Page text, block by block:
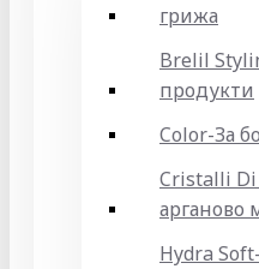
грижа
Brelil
продукти
Color-За
Cristalli Di
арганово
Hydra